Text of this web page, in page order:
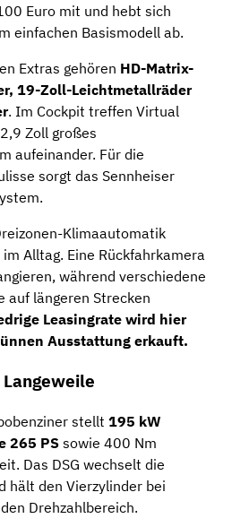
Euro mit und hebt sich
einfachen Basismodell ab.
Extras gehören HD-Matrix-
19-Zoll-Leichtmetallräder
. Im Cockpit treffen Virtual
Zoll großes
aufeinander. Für die
sorgt das Sennheiser
Klimaautomatik
Alltag. Eine Rückfahrkamera
während verschiedene
auf längeren Strecken
Leasingrate wird hier
Ausstattung erkauft.
Langeweile
stellt 195 kW
265 PS sowie 400 Nm
Das DSG wechselt die
hält den Vierzylinder bei
Drehzahlbereich.